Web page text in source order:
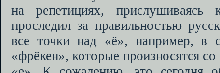
на репетициях,
проследил за правильностью
все точки над «ё», например, в
«фрёкен», которые произносятся